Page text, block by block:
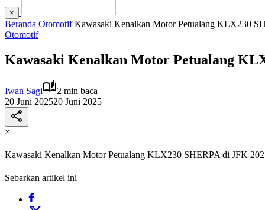
×
Beranda Otomotif Kawasaki Kenalkan Motor Petualang KLX230
Otomotif
Kawasaki Kenalkan Motor Petualang
Iwan Sagi
2 min baca
20 Juni 202520 Juni 2025
×
Kawasaki Kenalkan Motor Petualang KLX230 SHERPA di JFK
Sebarkan artikel ini